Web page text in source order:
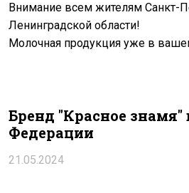
Внимание всем жителям Санкт-
Ленинградской области!
Молочная продукция уже в
Бренд "Красное знамя"
Федерации
21.05.2024